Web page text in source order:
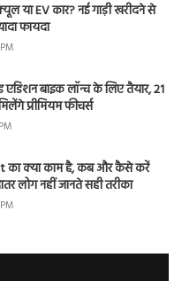
या EV कार? नई गाड़ी खरीदने से
फायदा
एडिशन बाइक लॉन्च के लिए तैयार, 21
प्रीमियम फीचर्स
का क्या काम है, कब और कैसे करें
लोग नहीं जानते सही तरीका